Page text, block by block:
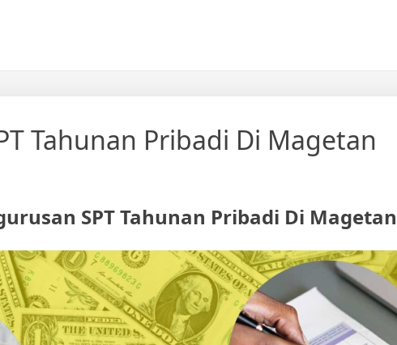
Tahunan Pribadi Di Magetan
SPT Tahunan Pribadi Di Magetan